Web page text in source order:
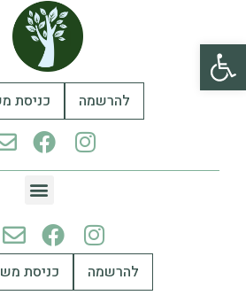
פתח סרגל נגישות
להרשמה כניסת
להרשמה כניסת